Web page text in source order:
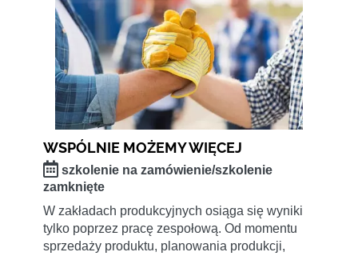
WSPÓLNIE MOŻEMY WIĘCEJ
szkolenie na zamówienie/szkolenie
zamknięte
W zakładach produkcyjnych osiąga się wyniki
tylko poprzez pracę zespołową. Od momentu
sprzedaży produktu, planowania produkcji,